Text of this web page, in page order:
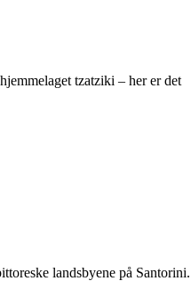
tzatziki – her er det
landsbyene på Santorini.